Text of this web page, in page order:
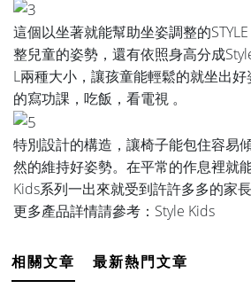
這個以坐著就能幫助坐姿調整的
整兒童的姿勢，還有依照身高分成
L兩種大小，讓孩童能輕鬆的就坐出
的寫功課，吃飯，看電視 。
特別設計的構造，讓椅子能包住容易
然的維持好姿勢。在平常的作息裡就
Kids系列一出來就受到許許多多的家長
更多產品詳情請參考： Style Kids
相關文章 最新熱門文章